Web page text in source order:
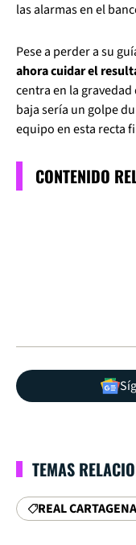
las alarmas en el
Pese a perder a su
ahora cuidar el
centra en la
baja sería un golpe
equipo en esta recta
CONTENIDO
TEMAS
REAL CARTAGENA